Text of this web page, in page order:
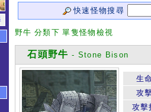
快速怪物搜尋
野牛 分類下 單隻怪物檢視
石頭野牛 - Stone Bison
生
攻
攻擊